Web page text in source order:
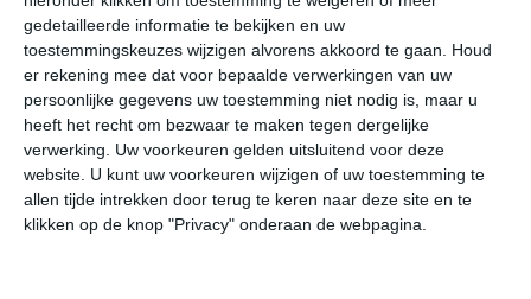
gedetailleerde informatie te bekijken en uw
toestemmingskeuzes wijzigen alvorens akkoord te gaan.
Houd
er rekening mee dat voor bepaalde verwerkingen van uw
persoonlijke gegevens uw toestemming niet nodig is, maar u
heeft het recht om bezwaar te maken tegen dergelijke
verwerking. Uw voorkeuren gelden uitsluitend voor deze
website. U kunt uw voorkeuren wijzigen of uw toestemming te
allen tijde intrekken door terug te keren naar deze site en te
klikken op de knop "Privacy" onderaan de webpagina.
11°C 17°C 20°C
07:00 10:00 13:00 16:00 19:00
07:00 10:00 13:00 16:00 19:00